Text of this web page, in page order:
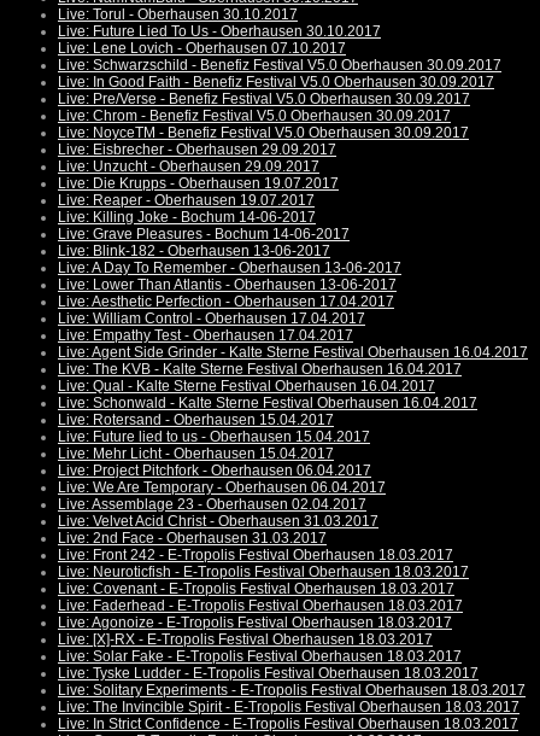
Live: Torul - Oberhausen 30.10.2017
Live: Future Lied To Us - Oberhausen 30.10.2017
Live: Lene Lovich - Oberhausen 07.10.2017
Live: Schwarzschild - Benefiz Festival V5.0 Oberhausen 30.09.2017
Live: In Good Faith - Benefiz Festival V5.0 Oberhausen 30.09.2017
Live: Pre/Verse - Benefiz Festival V5.0 Oberhausen 30.09.2017
Live: Chrom - Benefiz Festival V5.0 Oberhausen 30.09.2017
Live: NoyceTM - Benefiz Festival V5.0 Oberhausen 30.09.2017
Live: Eisbrecher - Oberhausen 29.09.2017
Live: Unzucht - Oberhausen 29.09.2017
Live: Die Krupps - Oberhausen 19.07.2017
Live: Reaper - Oberhausen 19.07.2017
Live: Killing Joke - Bochum 14-06-2017
Live: Grave Pleasures - Bochum 14-06-2017
Live: Blink-182 - Oberhausen 13-06-2017
Live: A Day To Remember - Oberhausen 13-06-2017
Live: Lower Than Atlantis - Oberhausen 13-06-2017
Live: Aesthetic Perfection - Oberhausen 17.04.2017
Live: William Control - Oberhausen 17.04.2017
Live: Empathy Test - Oberhausen 17.04.2017
Live: Agent Side Grinder - Kalte Sterne Festival Oberhausen 16.04.2017
Live: The KVB - Kalte Sterne Festival Oberhausen 16.04.2017
Live: Qual - Kalte Sterne Festival Oberhausen 16.04.2017
Live: Schonwald - Kalte Sterne Festival Oberhausen 16.04.2017
Live: Rotersand - Oberhausen 15.04.2017
Live: Future lied to us - Oberhausen 15.04.2017
Live: Mehr Licht - Oberhausen 15.04.2017
Live: Project Pitchfork - Oberhausen 06.04.2017
Live: We Are Temporary - Oberhausen 06.04.2017
Live: Assemblage 23 - Oberhausen 02.04.2017
Live: Velvet Acid Christ - Oberhausen 31.03.2017
Live: 2nd Face - Oberhausen 31.03.2017
Live: Front 242 - E-Tropolis Festival Oberhausen 18.03.2017
Live: Neuroticfish - E-Tropolis Festival Oberhausen 18.03.2017
Live: Covenant - E-Tropolis Festival Oberhausen 18.03.2017
Live: Faderhead - E-Tropolis Festival Oberhausen 18.03.2017
Live: Agonoize - E-Tropolis Festival Oberhausen 18.03.2017
Live: [X]-RX - E-Tropolis Festival Oberhausen 18.03.2017
Live: Solar Fake - E-Tropolis Festival Oberhausen 18.03.2017
Live: Tyske Ludder - E-Tropolis Festival Oberhausen 18.03.2017
Live: Solitary Experiments - E-Tropolis Festival Oberhausen 18.03.2017
Live: The Invincible Spirit - E-Tropolis Festival Oberhausen 18.03.2017
Live: In Strict Confidence - E-Tropolis Festival Oberhausen 18.03.2017